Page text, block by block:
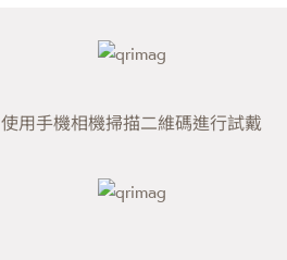
使用手機相機掃描二維碼進行試戴